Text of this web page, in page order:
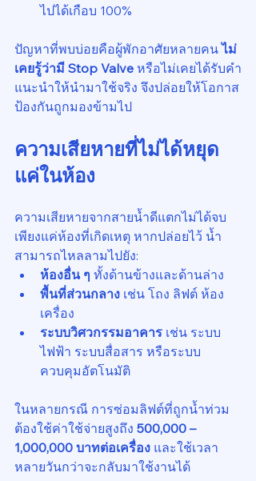
ไปได้เกือบ 100%
ปัญหาที่พบบ่อยคือผู้พักอาศัยหลายคน ไม่
เคยรู้ว่ามี Stop Valve หรือไม่เคยได้รับคำ
แนะนำให้นำมาใช้จริง จึงปล่อยให้โอกาส
ป้องกันถูกมองข้ามไป
ความเสียหายที่ไม่ได้หยุด
แค่ในห้อง
ความเสียหายจากสายน้ำดีแตกไม่ได้จบ
เพียงแค่ห้องที่เกิดเหตุ หากปล่อยไว้ น้ำ
สามารถไหลลามไปยัง:
ห้องอื่น ๆ ทั้งด้านข้างและด้านล่าง
พื้นที่ส่วนกลาง เช่น โถง ลิฟต์ ห้อง
เครื่อง
ระบบวิศวกรรมอาคาร เช่น ระบบ
ไฟฟ้า ระบบสื่อสาร หรือระบบ
ควบคุมอัตโนมัติ
ในหลายกรณี การซ่อมลิฟต์ที่ถูกน้ำท่วม
ต้องใช้ค่าใช้จ่ายสูงถึง 500,000 –
1,000,000 บาทต่อเครื่อง และใช้เวลา
หลายวันกว่าจะกลับมาใช้งานได้